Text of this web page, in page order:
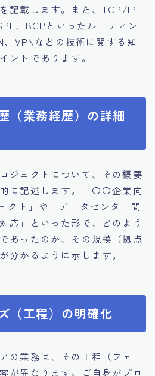
記載します。また、TCP/IP
、BGPといったルーティン
VPNなどの技術に関する知
ントであります。
（業務経歴）の詳細
ジェクトについて、その概要
に記述します。「〇〇企業向
クト」や「データセンター間
応」といった形で、どのよう
あったのか、その規模（拠点
分かるように示します。
（工程）の明確化
の業務は、その工程（フェー
が異なります。ご自身がプロ